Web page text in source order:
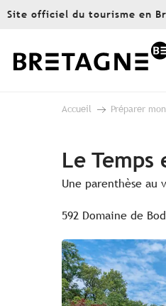
Aller
principal
Site officiel du tourisme en
Accueil Préparer
Le
Une parenthèse au
592 Domaine de